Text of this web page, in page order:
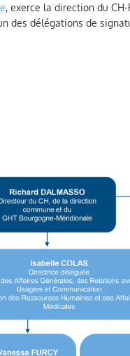
, exerce la direction du CH-
des délégations de